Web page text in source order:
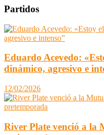
Partidos
Eduardo Acevedo:
dinámico, agresivo e
12/02/2026
River Plate venció a la